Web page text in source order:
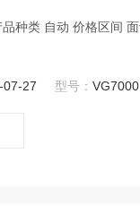
07-27 型号：VG7000